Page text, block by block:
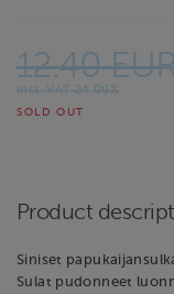
12.40
Incl. VAT 24.00%
SOLD OUT
Product
Siniset
Sulat pudonneet